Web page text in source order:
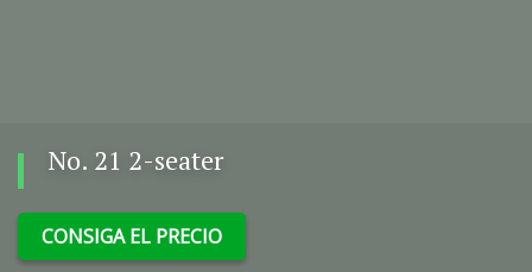
No. 21 2-seater
CONSIGA EL PRECIO